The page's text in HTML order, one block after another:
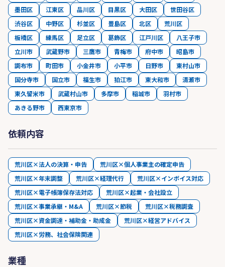
墨田区
江東区 品川区 目黒区 大田区
世田谷区
渋谷区
中野区 杉並区 豊島区 北区
荒川区
板橋区
練馬区 足立区 葛飾区 江戸川区
八王子市
立川市
武蔵野市 三鷹市 青梅市 府中市
昭島市
調布市
町田市 小金井市 小平市 日野市
東村山市
国分寺市
国立市 福生市 狛江市 東大和市
清瀬市
東久留米市
武蔵村山市 多摩市 稲城市
羽村市
あきる野市
西東京市
依頼内容
荒川区×法人の決算・申告
荒川区×個人事業主の確定申告
荒川区×年末調整
荒川区×経理代行
荒川区×インボイス対応
荒川区×電子帳簿保存法対応
荒川区×起業・会社設立
荒川区×事業承継・M&A
荒川区×節税
荒川区×税務調査
荒川区×資金調達・補助金・助成金
荒川区×経営アドバイス
荒川区×労務、社会保険関連
業種